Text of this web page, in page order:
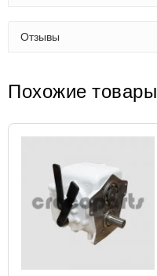
Отзывы
Похожие товары